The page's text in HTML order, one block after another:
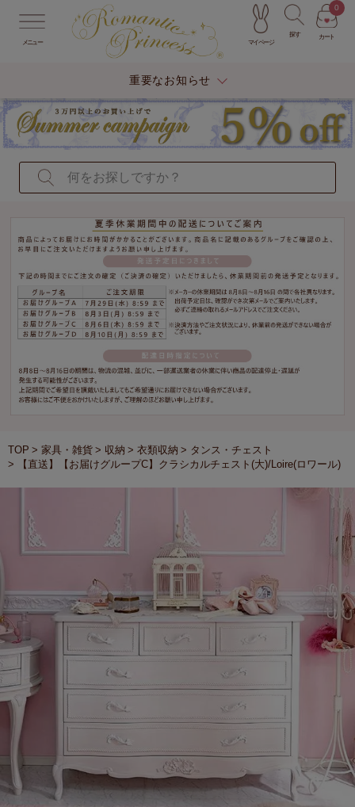
メニュー マイページ
探す カート
0
重要なお知らせ
TOP 家具・雑貨 収納 衣類収納
タンス・チェスト
【直送】【お届けグループC】クラシカルチェスト(大)/Loire(ロワール)